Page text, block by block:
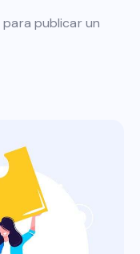
para publicar un